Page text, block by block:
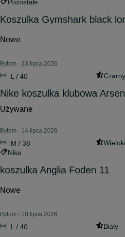
Pozostałe
Koszulka Gymshark black
Nowe
Bytom - 23 lipca 2026
L / 40 Czarny
Nike koszulka klubowa
Używane
Bytom - 14 lipca 2026
M / 38
Nike
koszulka Anglia Foden 11
Nowe
Bytom - 10 lipca 2026
L / 40 Biały